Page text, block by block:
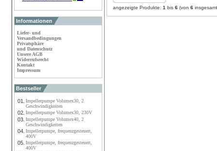
Informationen
Liefer- und
Versandbedingungen
Privatsphäre
und Datenschutz
Unsere AGB
Widerrufsrecht
Kontakt
Impressum
Bestseller
01.
Impellerpumpe Volumex30, 2
Geschwindigkeiten
02. Impellerpumpe Volumex30, 230V
03. Impellerpumpe Volumex40, 2
Geschwindigkeiten
04. Impellerpumpe, frequenzgesteuert,
400V
05. Impellerpumpe, frequenzgesteuert,
400V
angezeigte Produkte: 1 bis 6 (von 6